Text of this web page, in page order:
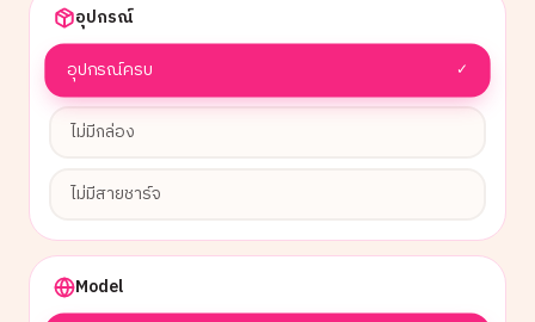
อุปกรณ์
อุปกรณ์ครบ ✓
ไม่มีกล่อง
ไม่มีสายชาร์จ
Model